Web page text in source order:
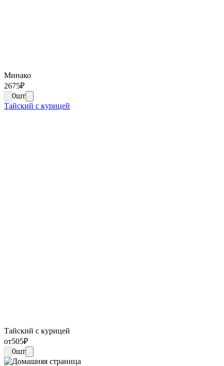
Минако
2675₽
0шт
Тайский с курицей
Тайский с курицей
от505₽
0шт